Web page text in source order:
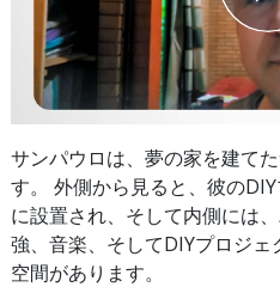
サンパウロは、夢の家を建て
す。 外側から見ると、彼の
に設置され、そして内側には
強、音楽、そしてDIYプロジ
空間があります。